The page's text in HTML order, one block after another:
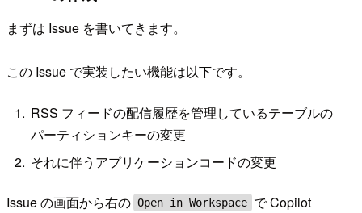
まずは Issue を書いてきます。
この Issue で実装したい機能は以下です。
RSS フィードの配信履歴を管理しているテーブルの
パーティションキーの変更
それに伴うアプリケーションコードの変更
Issue の画面から右の Open in Workspace で Copilot